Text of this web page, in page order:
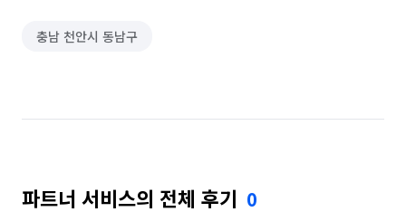
충남 천안시 동남구
파트너 서비스의 전체 후기 0